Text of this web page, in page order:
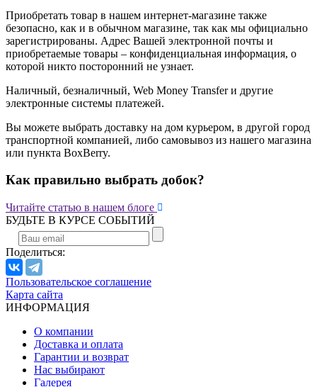
Приобретать товар в нашем интернет-магазине также
безопасно, как и в обычном магазине, так как мы официально
зарегистрированы. Адрес Вашей электронной почты и
приобретаемые товары – конфиденциальная информация, о
которой никто посторонний не узнает.
Наличный, безналичный, Web Money Transfer и другие
электронные системы платежей.
Вы можете выбрать доставку на дом курьером, в другой город
транспортной компанией, либо самовывоз из нашего магазина
или пункта BoxBerry.
Как правильно выбрать добок?
Читайте статью в нашем блоге 
БУДЬТЕ В КУРСЕ СОБЫТИЙ
Поделиться:
Пользовательское соглашение
Карта сайта
ИНФОРМАЦИЯ
О компании
Доставка и оплата
Гарантии и возврат
Нас выбирают
Галерея